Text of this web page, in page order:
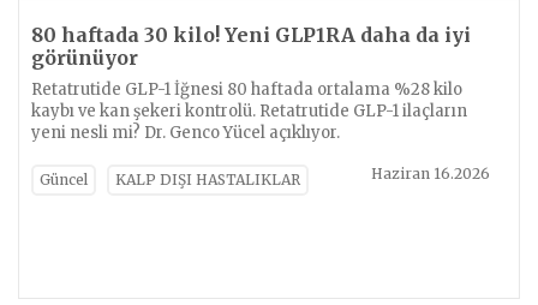
80 haftada 30 kilo! Yeni GLP1RA daha da iyi
görünüyor
Retatrutide GLP-1 İğnesi 80 haftada ortalama %28 kilo
kaybı ve kan şekeri kontrolü. Retatrutide GLP-1 ilaçların
yeni nesli mi? Dr. Genco Yücel açıklıyor.
Güncel KALP DIŞI HASTALIKLAR Haziran 16.2026